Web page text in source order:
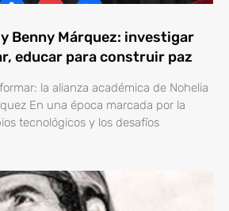
Benny Márquez: investigar
educar para construir paz
la alianza académica de Nohelia
En una época marcada por la
tecnológicos y los desafíos